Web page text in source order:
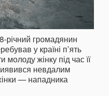
річний громадянин
у країні п’ять
молоду жінку під час її
невдалим
— нападника